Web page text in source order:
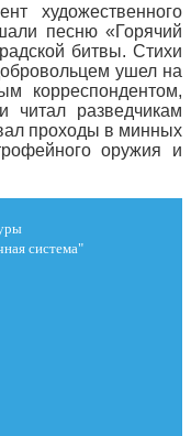
художественного
песню «Горячий
битвы. Стихи
ушел на
корреспондентом,
читал разведчикам
проходы в минных
оружия и
система"